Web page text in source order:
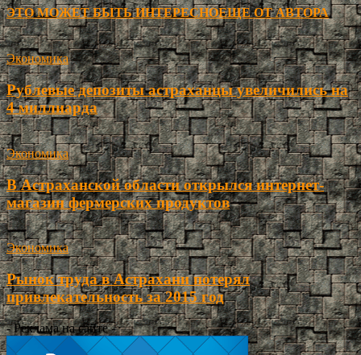
ЭТО МОЖЕТ БЫТЬ ИНТЕРЕСНОЕЩЕ ОТ АВТОРА
Экономика
Рублевые депозиты астраханцы увеличились на
4 миллиарда
Экономика
В Астраханской области открылся интернет-
магазин фермерских продуктов
Экономика
Рынок труда в Астрахани потерял
привлекательность за 2015 год
- Реклама на сайте -